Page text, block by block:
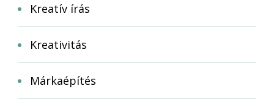
Kreatív írás
Kreativitás
Márkaépítés